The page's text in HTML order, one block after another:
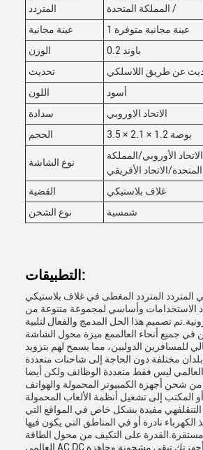
المتردد
/ المملكة المتحدة
عينة مجانية
1 عينة مجانية متوفرة
الوزن
0.2 باوند
تحديث
عن طريق اللاسلكي
اللون
أسود
سدادة
الاتحاد الاوروبي
الحجم
3.5 × 2.1 × 1.2 بوصة
نوع الشاشة
الأوروبي/المملكة
المتحدة/الاتحاد الأفريقي
القضية
غلاف بلاستيكي
نوع الشحن
شمسية
التطبيقات:
المتردد المتردد المغطى في غلاف بلاستيكي
الاستخدامات وأساسي لمجموعة متنوعة من
تصميم هذا الحل المدمج والفعال لتلبية
في جميع أنحاء العالممع ميزة محول الشاشة
للمسافرين الدوليين، مما يسمح لهم بتزويد
العالمي ليس فقط متعددة الوظائف ولكن أيضا
شحن أجهزة الكمبيوتر المحمولة والهواتف
المكتب إلى تشغيل أنظمة الألعاب المحمولة
التنقلفهي مفيدة بشكل خاص في المواقع التي
الكهرباء نادرة أو في المناطق التي يكون فيها
مستقرة.القدرة على التكيف من محول الطاقة
العالمي AC DC يضمن أن أجهزتك تبقى مشحونة وجاهزة